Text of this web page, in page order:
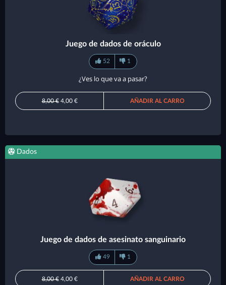
Juego de dados de oráculo
52 1
¿Ves lo que va a pasar?
8,00 €4,00 € AÑADIR AL CARRO
Dados
Juego de dados de asesinato sanguinario
49 1
8,00 €4,00 € AÑADIR AL CARRO